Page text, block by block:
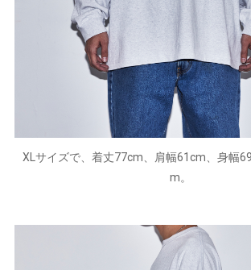
XLサイズで、着丈77cm、肩幅61cm、身幅
m。